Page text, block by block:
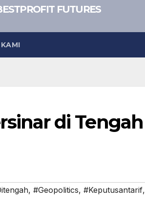
FUTURES
di Tengah
, #Geopolitics, #Keputusantarif,